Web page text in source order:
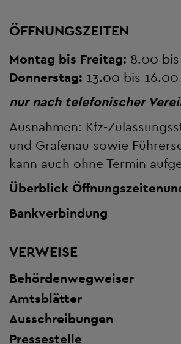
ÖFFNUNGSZEITEN
Montag bis Freitag: 8.00
Donnerstag: 13.00 bis
nur nach telefonischer
Ausnahmen: Kfz-
und Grafenau sowie
kann auch ohne Termin
Überblick Öffnungszeiten
Bankverbindung
VERWEISE
Behördenwegweiser
Amtsblätter
Ausschreibungen
Pressestelle